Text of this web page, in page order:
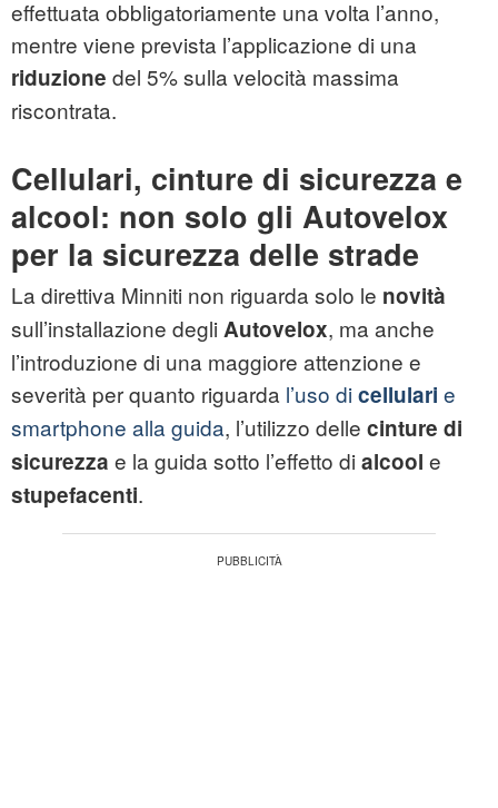
effettuata obbligatoriamente una volta l’anno,
mentre viene prevista l’applicazione di una
riduzione del 5% sulla velocità massima
riscontrata.
Cellulari, cinture di sicurezza e
alcool: non solo gli Autovelox
per la sicurezza delle strade
La direttiva Minniti non riguarda solo le novità
sull’installazione degli Autovelox, ma anche
l’introduzione di una maggiore attenzione e
severità per quanto riguarda l’uso dicellulari e
smartphone alla guida, l’utilizzo delle cinture di
sicurezza e la guida sotto l’effetto di alcool e
stupefacenti.